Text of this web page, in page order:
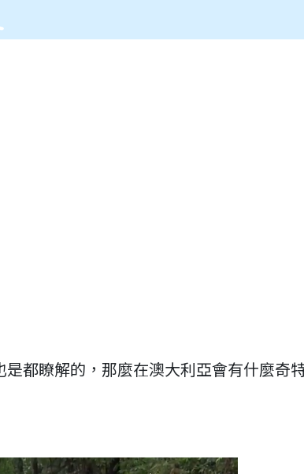
都瞭解的，那麼在澳大利亞會有什麼奇